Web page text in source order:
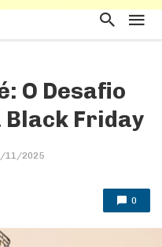
O Desafio
Black Friday
11/2025
0